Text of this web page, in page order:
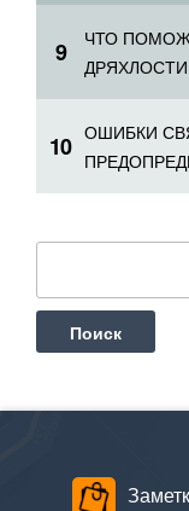
ЧТО
ДРЯХЛОСТИ
ОШИБКИ